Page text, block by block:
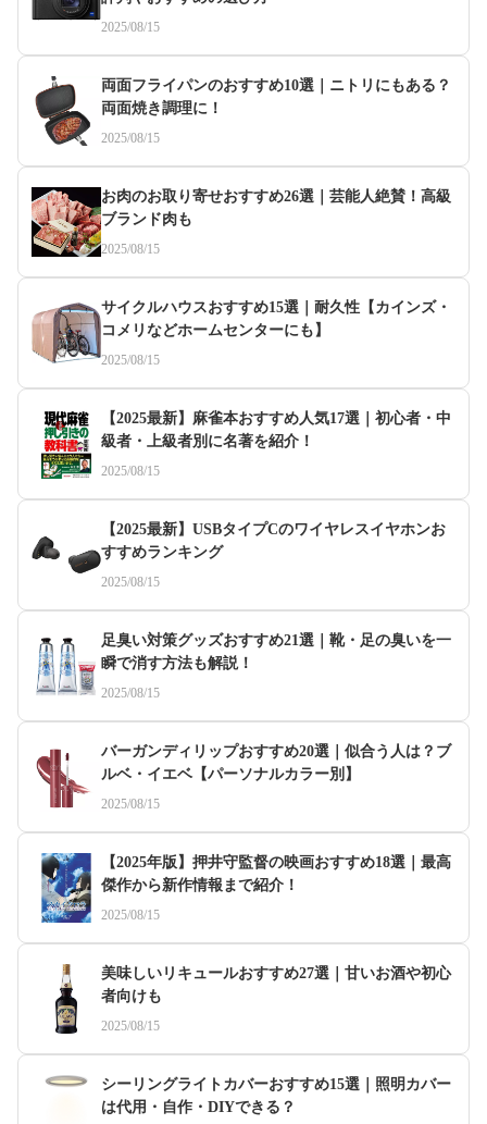
2025/08/15
両面フライパンのおすすめ10選｜ニトリにもある？
両面焼き調理に！
2025/08/15
お肉のお取り寄せおすすめ26選｜芸能人絶賛！高級
ブランド肉も
2025/08/15
サイクルハウスおすすめ15選｜耐久性【カインズ・
コメリなどホームセンターにも】
2025/08/15
【2025最新】麻雀本おすすめ人気17選｜初心者・中
級者・上級者別に名著を紹介！
2025/08/15
【2025最新】USBタイプCのワイヤレスイヤホンお
すすめランキング
2025/08/15
足臭い対策グッズおすすめ21選｜靴・足の臭いを一
瞬で消す方法も解説！
2025/08/15
バーガンディリップおすすめ20選｜似合う人は？ブ
ルベ・イエベ【パーソナルカラー別】
2025/08/15
【2025年版】押井守監督の映画おすすめ18選｜最高
傑作から新作情報まで紹介！
2025/08/15
美味しいリキュールおすすめ27選｜甘いお酒や初心
者向けも
2025/08/15
シーリングライトカバーおすすめ15選｜照明カバー
は代用・自作・DIYできる？